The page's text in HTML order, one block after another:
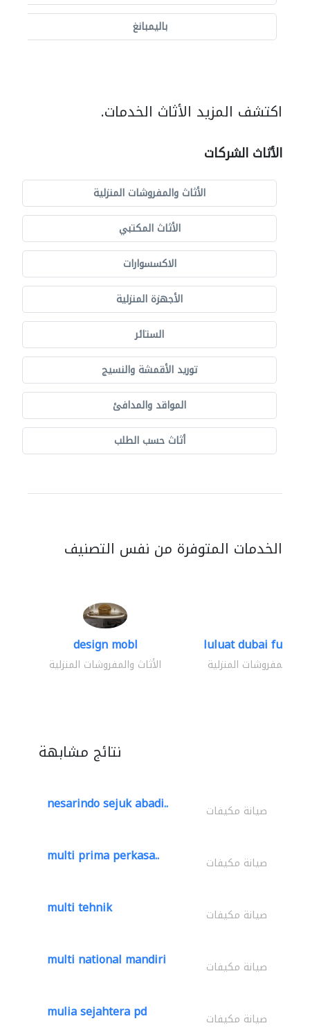
باليمبانغ
اكتشف المزيد الأثاث الخدمات.
الأثاث الشركات
الأثاث والمفروشات المنزلية
الأثاث المكتبي
الاكسسوارات
الأجهزة المنزلية
الستائر
توريد الأقمشة والنسيج
المواقد والمدافئ
أثاث حسب الطلب
الخدمات المتوفرة من نفس التصنيف
design mobl
الأثاث والمفروشات المنزلية
luluat dubai
والمفروشات المنزلية
نتائج مشابهة
nesarindo sejuk abadi.. صيانة مكيفات
multi prima perkasa.. صيانة مكيفات
multi tehnik صيانة مكيفات
multi national mandiri صيانة مكيفات
mulia sejahtera pd صيانة مكيفات